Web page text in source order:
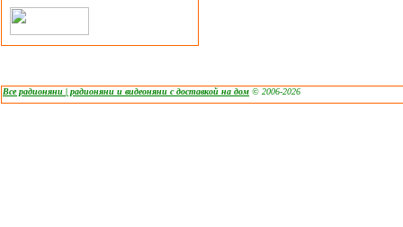
Все радионяни | радионяни и видеоняни с доставкой на дом © 2006-2026